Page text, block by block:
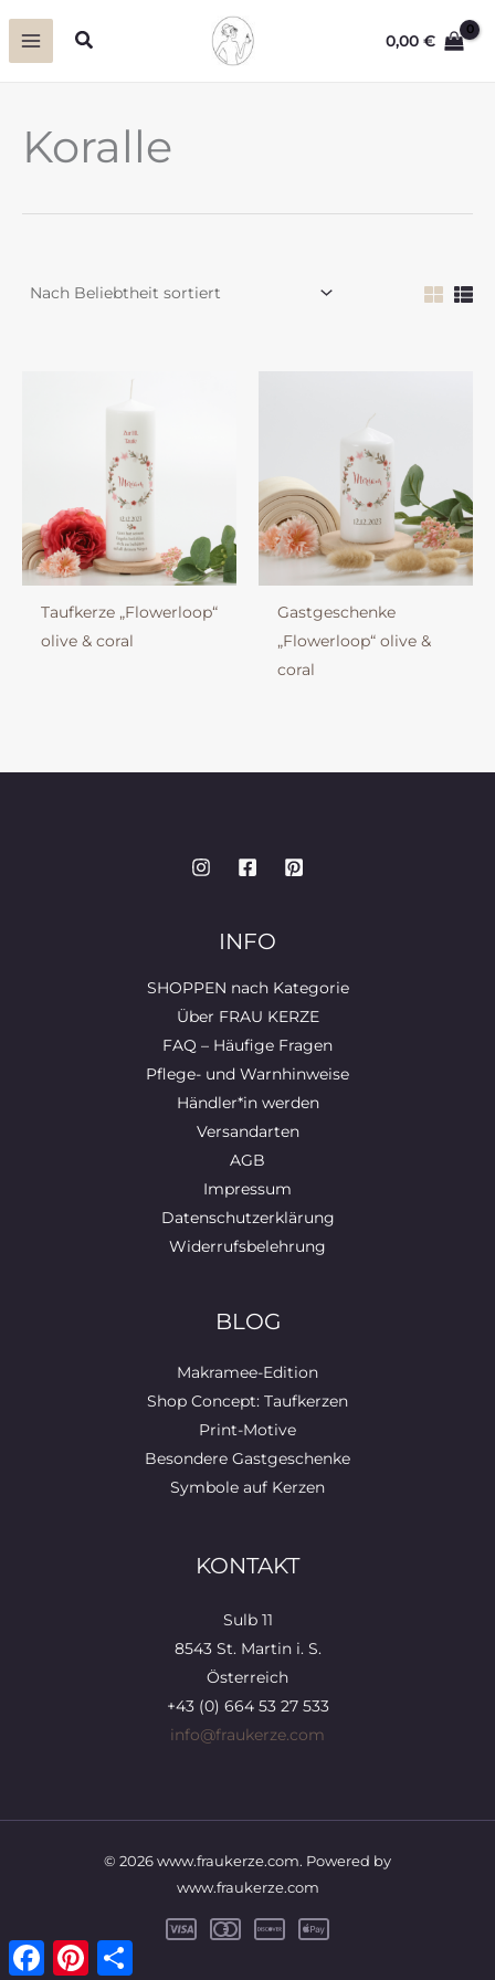
Inhalt
Suchen 0,00€
Koralle
Taufkerze „Flowerloop“
olive & coral
Gastgeschenke
„Flowerloop“ olive &
coral
INFO
SHOPPEN nach Kategorie
Über FRAU KERZE
FAQ – Häufige Fragen
Pflege- und Warnhinweise
Händler*in werden
Versandarten
AGB
Impressum
Datenschutzerklärung
Widerrufsbelehrung
BLOG
Makramee-Edition
Shop Concept: Taufkerzen
Print-Motive
Besondere Gastgeschenke
Symbole auf Kerzen
KONTAKT
Sulb 11
8543 St. Martin i. S.
Österreich
+43 (0) 664 53 27 533
info@fraukerze.com
© 2026 www.fraukerze.com. Powered by
www.fraukerze.com
FacebookPinterest